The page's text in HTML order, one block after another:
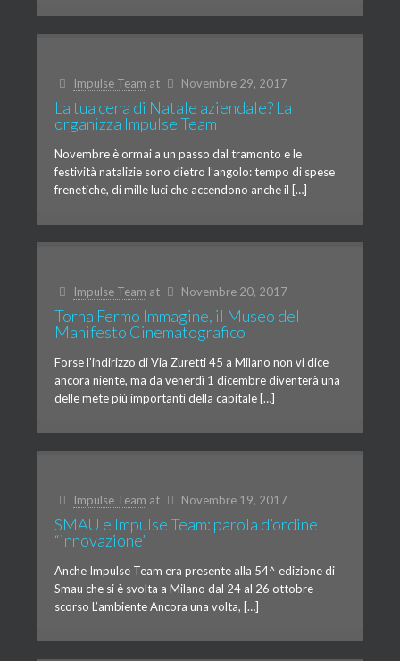
Impulse Team at Novembre 29, 2017
La tua cena di Natale aziendale? La
organizza Impulse Team
Novembre è ormai a un passo dal tramonto e le
festività natalizie sono dietro l’angolo: tempo di spese
frenetiche, di mille luci che accendono anche il […]
Impulse Team at Novembre 20, 2017
Torna Fermo Immagine, il Museo del
Manifesto Cinematografico
Forse l’indirizzo di Via Zuretti 45 a Milano non vi dice
ancora niente, ma da venerdì 1 dicembre diventerà una
delle mete più importanti della capitale […]
Impulse Team at Novembre 19, 2017
SMAU e Impulse Team: parola d’ordine
“innovazione”
Anche Impulse Team era presente alla 54^ edizione di
Smau che si è svolta a Milano dal 24 al 26 ottobre
scorso L’ambiente Ancora una volta, […]